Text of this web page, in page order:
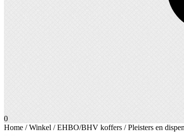
0
Home /Winkel /EHBO/BHV koffers /Pleisters en